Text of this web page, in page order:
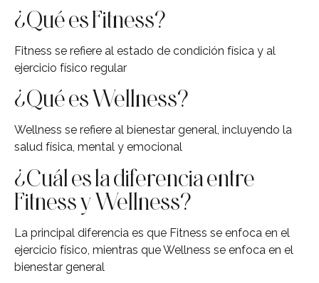
¿Qué es Fitness?
Fitness se refiere al estado de condición física y al
ejercicio físico regular
¿Qué es Wellness?
Wellness se refiere al bienestar general, incluyendo la
salud física, mental y emocional
¿Cuál es la diferencia entre
Fitness y Wellness?
La principal diferencia es que Fitness se enfoca en el
ejercicio físico, mientras que Wellness se enfoca en el
bienestar general